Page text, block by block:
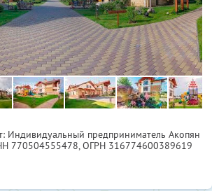
Индивидуальный предприниматель Акопян
770504555478, ОГРН 316774600389619